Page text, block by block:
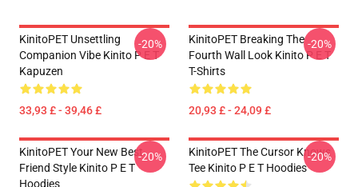
KinitoPET Unsettling
Companion Vibe Kinito P E T
Kapuzen
33,93 £ - 39,46 £
-20%
KinitoPET Breaking The
Fourth Wall Look Kinito P E T
T-Shirts
20,93 £ - 24,09 £
-20%
KinitoPET Your New Best
Friend Style Kinito P E T
Hoodies
-20%
KinitoPET The Cursor Knows
Tee Kinito P E T Hoodies
-20%